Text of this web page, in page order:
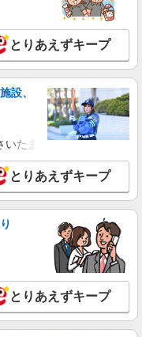
とりあえずキープ
設、
たま市岩槻区・久喜市・
とりあえずキープ
とりあえずキープ